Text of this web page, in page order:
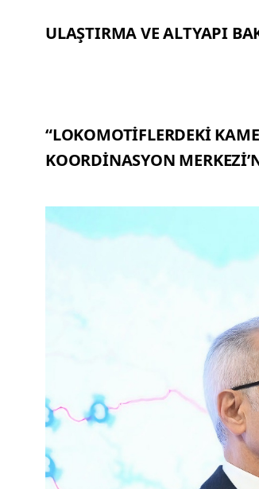
ULAŞTIRMA VE ALTYAPI
“LOKOMOTİFLERDEKİ
KOORDİNASYON